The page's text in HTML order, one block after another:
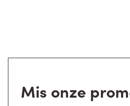
Mis onze